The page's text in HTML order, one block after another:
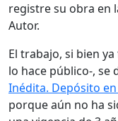
registre su obra en
Autor.
El trabajo, si bien
lo hace público-, se
Inédita. Depósito
porque aún no ha